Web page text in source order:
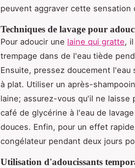
peuvent aggraver cette sensation
Techniques de lavage pour
Pour adoucir une laine qui gratte,
trempage dans de l'eau tiède
Ensuite, pressez doucement
à plat. Utiliser un après-
laine; assurez-vous qu'il ne laisse
café de glycérine à l'eau de
douces. Enfin, pour un effet
congélateur pendant deux jours
Utilisation d'adoucissants